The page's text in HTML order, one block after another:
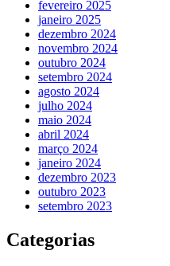
fevereiro 2025
janeiro 2025
dezembro 2024
novembro 2024
outubro 2024
setembro 2024
agosto 2024
julho 2024
maio 2024
abril 2024
março 2024
janeiro 2024
dezembro 2023
outubro 2023
setembro 2023
Categorias